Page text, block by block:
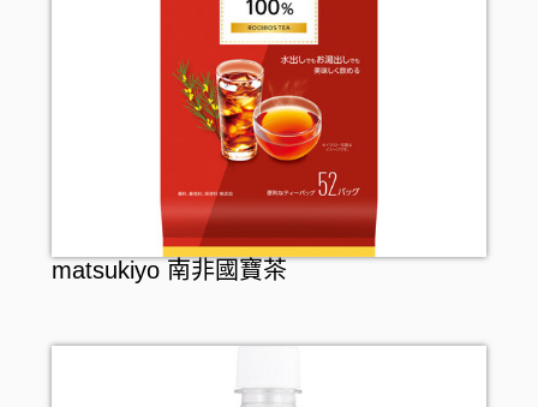
matsukiyo 南非國寶茶